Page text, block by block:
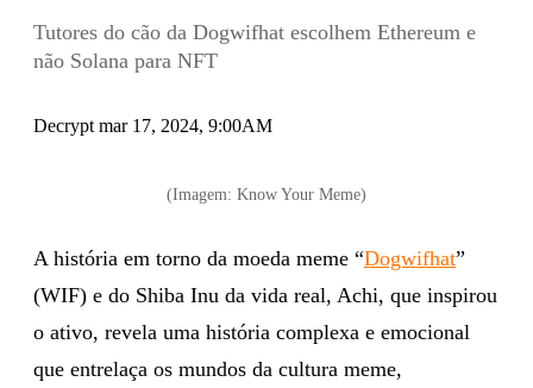
Tutores do cão da Dogwifhat escolhem Ethereum e
não Solana para NFT
Decrypt mar 17, 2024, 9:00AM
(Imagem: Know Your Meme)
A história em torno da moeda meme “Dogwifhat”
(WIF) e do Shiba Inu da vida real, Achi, que inspirou
o ativo, revela uma história complexa e emocional
que entrelaça os mundos da cultura meme,